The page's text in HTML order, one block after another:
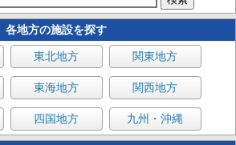
各地方の施設を探す
東北地方 関東地方
東海地方 関西地方
四国地方 九州・沖縄